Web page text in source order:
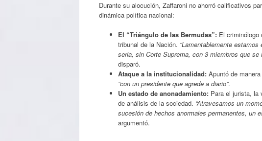
Durante su alocución, Zaffaroni no ahorró calificativos
dinámica política nacional:
El “Triángulo de las Bermudas”: El
tribunal de la Nación. “Lamentablemente
seria, sin Corte Suprema, con 3 miembros que
disparó.
Ataque a la institucionalidad: Apuntó de
“con un presidente que agrede a diario”.
Un estado de anonadamiento: Para el jurista, la
de análisis de la sociedad. “Atravesamos un
sucesión de hechos anormales permanentes, un
argumentó.